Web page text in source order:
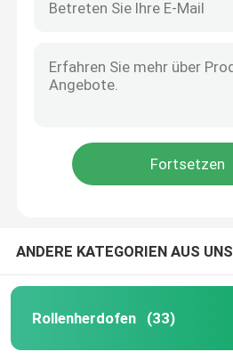
ANDERE KATEGORIEN AUS UNS
Rollenherdofen (33)